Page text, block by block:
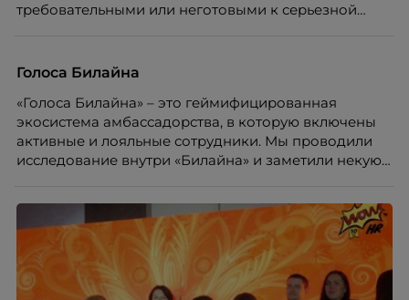
требовательными или неготовыми к серьезной
кадровых ошибок. В этой статье Марина Ускова,
рекрутинговой компании, разбирает самые
распространенные мифы о зумерах и объясняет,
почему устаревшие представления мешают
бизнесу находить и удерживать сильных
Голоса Билайна
«Голоса Билайна» – это геймифицированная
экосистема амбассадорства, в которую включены
активные и лояльные сотрудники. Мы проводили
исследование внутри «Билайна» и заметили некую
благодарности и публичного признания.